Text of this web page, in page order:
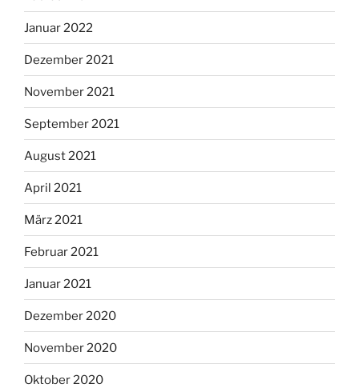
Januar 2022
Dezember 2021
November 2021
September 2021
August 2021
April 2021
März 2021
Februar 2021
Januar 2021
Dezember 2020
November 2020
Oktober 2020